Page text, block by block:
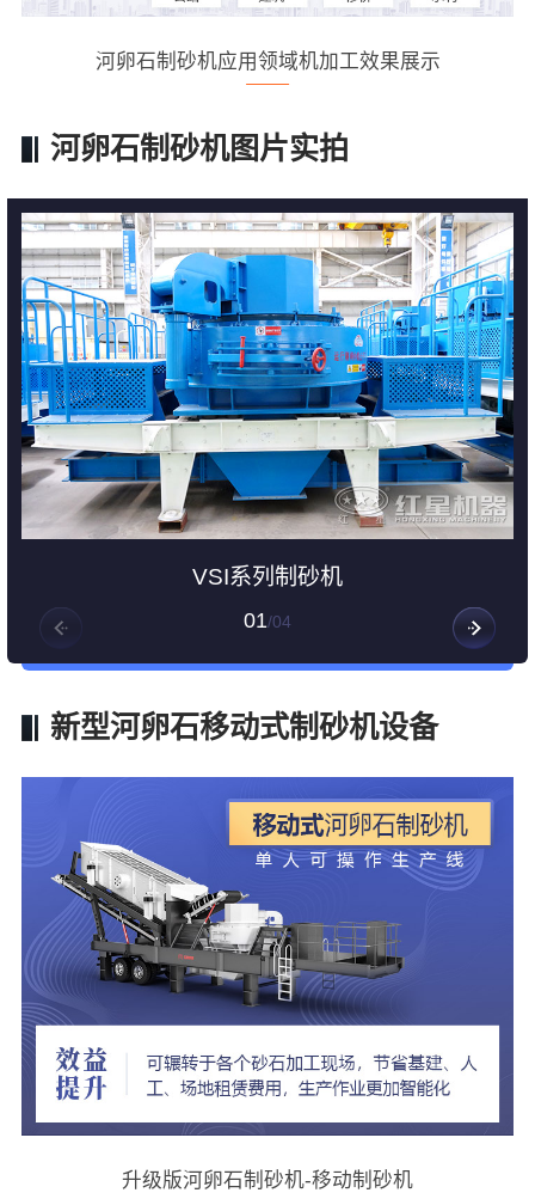
河卵石制砂机应用领域机加工效果展示
河卵石制砂机图片实拍
VSI系列制砂机
01/04
新型河卵石移动式制砂机设备
升级版河卵石制砂机-移动制砂机